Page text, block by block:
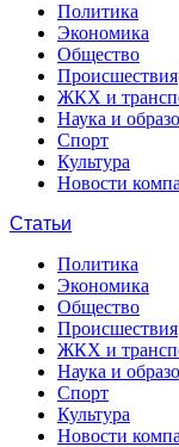
Политика
Экономика
Общество
Происшествия
ЖКХ и
Наука и
Спорт
Культура
Новости
Статьи
Политика
Экономика
Общество
Происшествия
ЖКХ и
Наука и
Спорт
Культура
Новости